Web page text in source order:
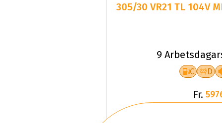
305/30 VR21 TL 104V
9
C D
Fr.